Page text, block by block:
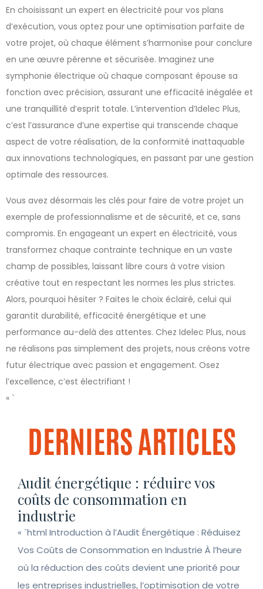
En choisissant un expert en électricité pour vos plans
d’exécution, vous optez pour une optimisation parfaite de
votre projet, où chaque élément s’harmonise pour conclure
en une œuvre pérenne et sécurisée. Imaginez une
symphonie électrique où chaque composant épouse sa
fonction avec précision, assurant une efficacité inégalée et
une tranquillité d’esprit totale. L’intervention d’Idelec Plus,
c’est l’assurance d’une expertise qui transcende chaque
aspect de votre réalisation, de la conformité inattaquable
aux innovations technologiques, en passant par une gestion
optimale des ressources.
Vous avez désormais les clés pour faire de votre projet un
exemple de professionnalisme et de sécurité, et ce, sans
compromis. En engageant un expert en électricité, vous
transformez chaque contrainte technique en un vaste
champ de possibles, laissant libre cours à votre vision
créative tout en respectant les normes les plus strictes.
Alors, pourquoi hésiter ? Faites le choix éclairé, celui qui
garantit durabilité, efficacité énergétique et une
performance au-delà des attentes. Chez Idelec Plus, nous
ne réalisons pas simplement des projets, nous créons votre
futur électrique avec passion et engagement. Osez
l’excellence, c’est électrifiant !
« `
DERNIERS ARTICLES
Audit énergétique : réduire vos
coûts de consommation en
industrie
« `html Introduction à l’Audit Énergétique : Réduisez
Vos Coûts de Consommation en Industrie À l’heure
où la réduction des coûts devient une priorité pour
les entreprises industrielles, l’optimisation de votre